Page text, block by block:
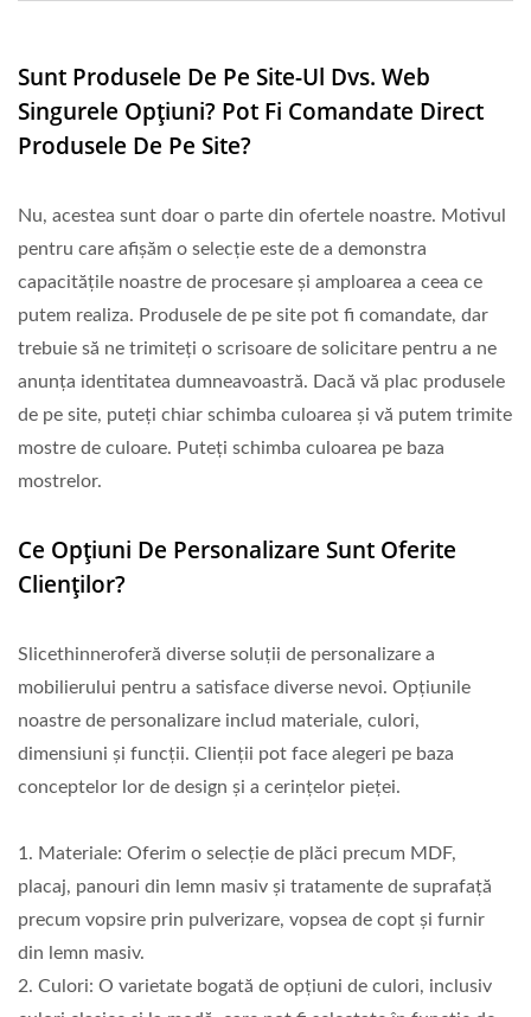
Sunt Produsele De Pe Site-Ul Dvs. Web
Singurele Opțiuni? Pot Fi Comandate Direct
Produsele De Pe Site?
Nu, acestea sunt doar o parte din ofertele noastre. Motivul
pentru care afișăm o selecție este de a demonstra
capacitățile noastre de procesare și amploarea a ceea ce
putem realiza. Produsele de pe site pot fi comandate, dar
trebuie să ne trimiteți o scrisoare de solicitare pentru a ne
anunța identitatea dumneavoastră. Dacă vă plac produsele
de pe site, puteți chiar schimba culoarea și vă putem trimite
mostre de culoare. Puteți schimba culoarea pe baza
mostrelor.
Ce Opțiuni De Personalizare Sunt Oferite
Clienților?
Slicethinneroferă diverse soluții de personalizare a
mobilierului pentru a satisface diverse nevoi. Opțiunile
noastre de personalizare includ materiale, culori,
dimensiuni și funcții. Clienții pot face alegeri pe baza
conceptelor lor de design și a cerințelor pieței.
1. Materiale: Oferim o selecție de plăci precum MDF,
placaj, panouri din lemn masiv și tratamente de suprafață
precum vopsire prin pulverizare, vopsea de copt și furnir
din lemn masiv.
2. Culori: O varietate bogată de opțiuni de culori, inclusiv